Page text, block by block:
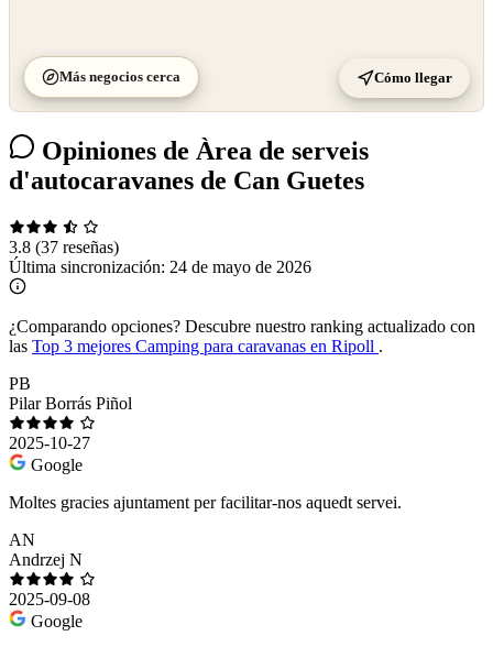
Más negocios cerca Cómo llegar
Opiniones de Àrea de serveis
d'autocaravanes de Can Guetes
3.8 (37 reseñas)
Última sincronización: 24 de mayo de 2026
¿Comparando opciones? Descubre nuestro ranking actualizado con
las Top 3 mejores Camping para caravanas en Ripoll .
PB
Pilar Borrás Piñol
2025-10-27
Google
Moltes gracies ajuntament per facilitar-nos aquedt servei.
AN
Andrzej N
2025-09-08
Google